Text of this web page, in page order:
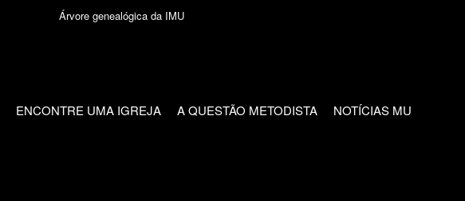
Árvore genealógica da IMU
ENCONTRE UMA IGREJA A QUESTÃO METODISTA NOTÍCIAS MU